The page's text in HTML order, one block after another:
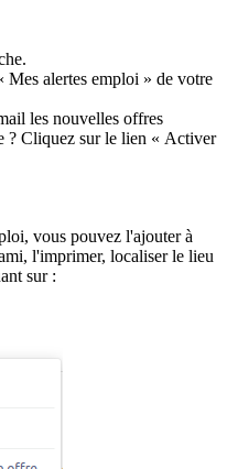
Mes alertes emploi » de votre
les nouvelles offres
? Cliquez sur le lien « Activer
vous pouvez l'ajouter à
l'imprimer, localiser le lieu
sur :